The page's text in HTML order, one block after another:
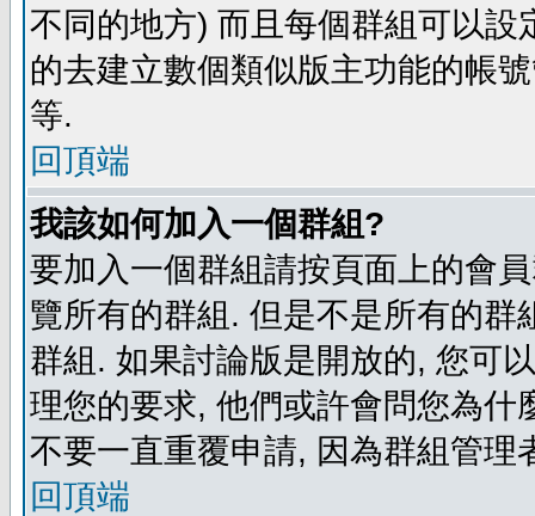
不同的地方) 而且每個群組可以
的去建立數個類似版主功能的帳
等.
回頂端
我該如何加入一個群組?
要加入一個群組請按頁面上的會
覽所有的群組. 但是不是所有的
群組. 如果討論版是開放的, 您可
理您的要求, 他們或許會問您為
不要一直重覆申請, 因為群組管理
回頂端